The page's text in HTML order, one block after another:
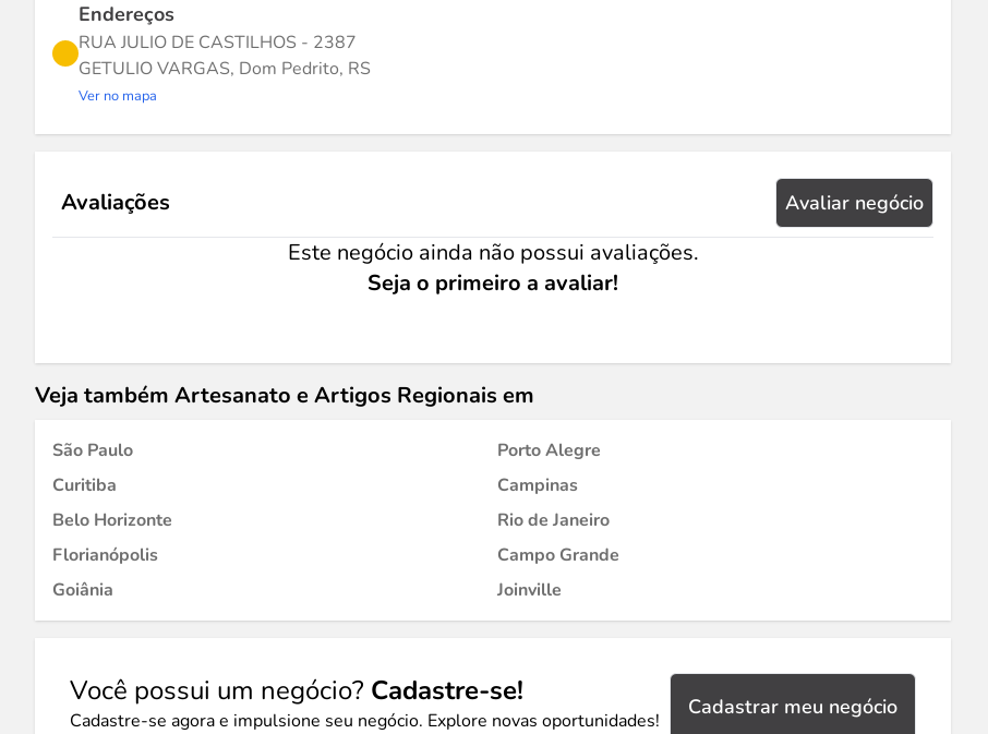
Endereços
RUA JULIO DE CASTILHOS - 2387
GETULIO VARGAS, Dom Pedrito, RS
Ver no mapa
Avaliações Avaliar negócio
Este negócio ainda não possui avaliações.
Seja o primeiro a avaliar!
Veja também Artesanato e Artigos Regionais em
São Paulo
Porto Alegre
Curitiba
Campinas
Belo Horizonte
Rio de Janeiro
Florianópolis
Campo Grande
Goiânia
Joinville
Você possui um negócio? Cadastre-se!
Cadastre-se agora e impulsione seu negócio. Explore novas oportunidades!
Cadastrar meu negócio